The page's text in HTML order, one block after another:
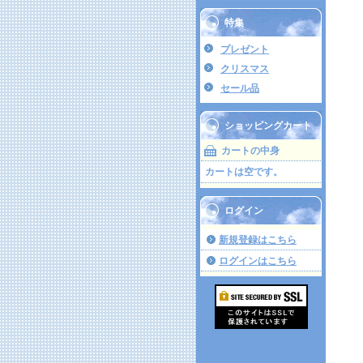
特集
プレゼント
クリスマス
セール品
ショッピングカート
カートの中身
カートは空です。
ログイン
新規登録はこちら
ログインはこちら